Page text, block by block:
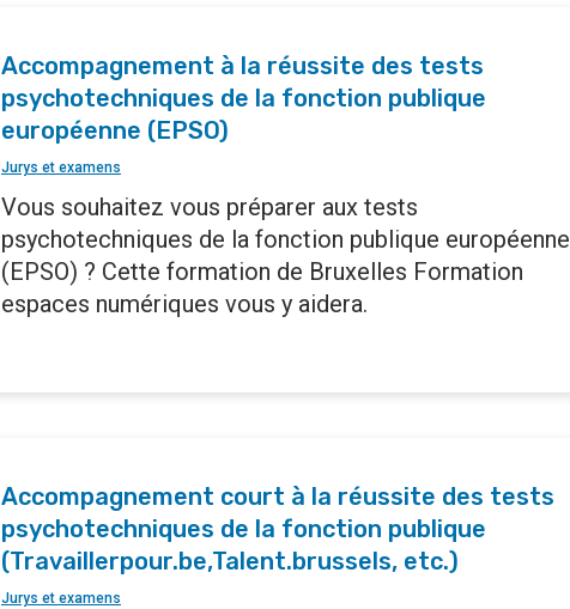
Accompagnement à la réussite des tests
psychotechniques de la fonction publique
européenne (EPSO)
Jurys et examens
Vous souhaitez vous préparer aux tests
psychotechniques de la fonction publique européenne
(EPSO) ? Cette formation de Bruxelles Formation
espaces numériques vous y aidera.
Accompagnement court à la réussite des tests
psychotechniques de la fonction publique
(Travaillerpour.be,Talent.brussels, etc.)
Jurys et examens